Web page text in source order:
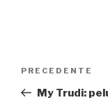
Articolo
precedente:
PRECEDENTE
My Trudi: